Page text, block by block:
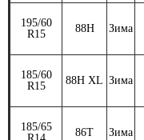
195/60
R15
88H Зима
185/60
R15
88H XL Зима
185/65
R14
86T Зима